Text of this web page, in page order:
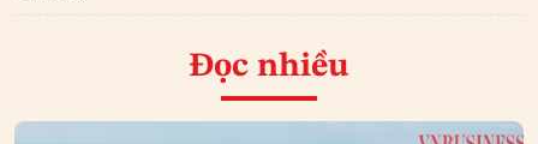
Đọc nhiều